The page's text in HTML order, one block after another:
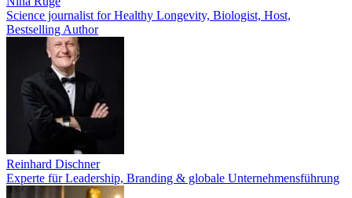
Science journalist for Healthy Longevity, Biologist, Host,
Bestselling Author
Reinhard Dischner
Experte für Leadership, Branding & globale Unternehmensführung